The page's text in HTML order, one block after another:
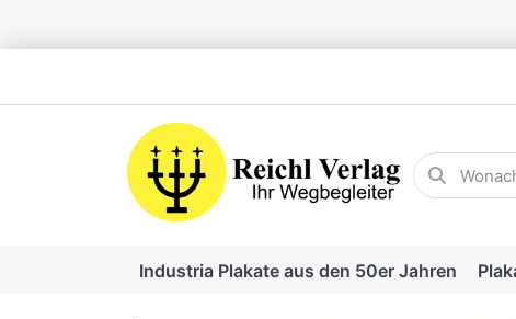
Geben Sie
Industria Plakate aus den 50er Jahren